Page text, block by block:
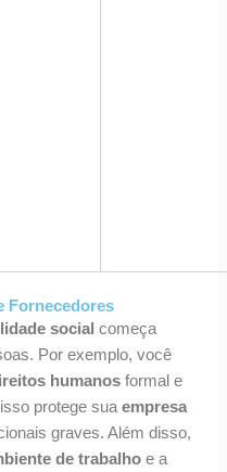
Fornecedores
social começa
Por exemplo, você
humanos formal e
protege suaempresa
graves. Além disso,
de trabalho e a